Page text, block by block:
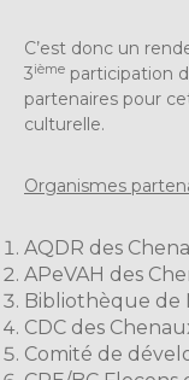
C’est donc un
3ième participation
partenaires pour
culturelle.
Organismes
AQDR des
APeVAH des
Bibliothèque de
CDC des
Comité de